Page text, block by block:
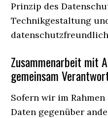
Prinzip des
Technikgestaltung
Zusammenarbeit mit
gemeinsam
Sofern wir im
Daten gegenüber